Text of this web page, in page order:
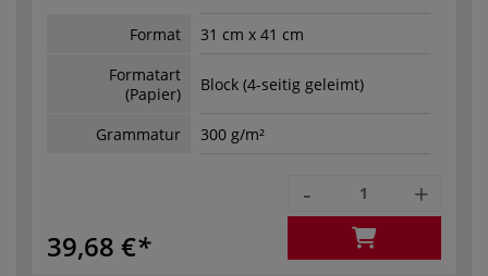
Format
31 cm x 41 cm
Formatart
(Papier)
Block (4-seitig geleimt)
Grammatur 300 g/m²
39,68 €
- +